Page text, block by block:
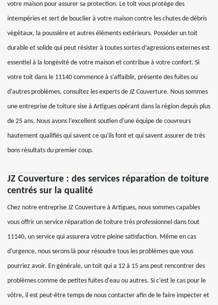
votre maison pour assurer sa protection. Le toit vous protège des
intempéries et sert de bouclier à votre maison contre les chutes de débris
végétaux, la poussière et autres éléments extérieurs. Posséder un toit
durable et solide qui peut résister à toutes sortes d’agressions externes est
essentiel à la longévité de votre maison et contribue à votre confort. Si
votre toit dans le 11140 commence à s'affaiblir, présente des fuites ou
d'autres problèmes, consultez les experts de JZ Couverture. Nous sommes
une entreprise de toiture sise à Artigues opérant dans la région depuis plus
de 25 ans. Nous avons l’excellent soutien d'une équipe de couvreurs
hautement qualifiés qui savent ce qu'ils font et qui savent assurer de très
bons résultats du premier coup.
JZ Couverture : des services réparation de toiture
centrés sur la qualité
Chez notre entreprise JZ Couverture à Artigues, nous sommes capables
vous offrir un service réparation de toiture très professionnel dans tout
11140, un service qui assurera votre pleine satisfaction. Même en cas
d'urgence, nous serons là pour résoudre tous les problèmes que vous
pourriez avoir. En générale, un toit qui a 12 à 15 ans peut rencontrer des
problèmes comme de petites fuites d'eau ou autres. Si c’est le cas pour le
vôtre, il est peut-être temps de nous contacter afin de le faire inspecter et